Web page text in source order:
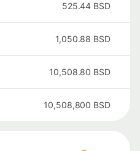
525.44 BSD
1,050.88 BSD
10,508.80 BSD
10,508,800 BSD